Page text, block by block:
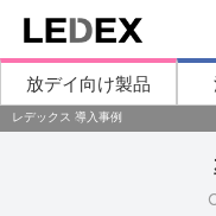
放デイ向け製品
レデックス 導入事例